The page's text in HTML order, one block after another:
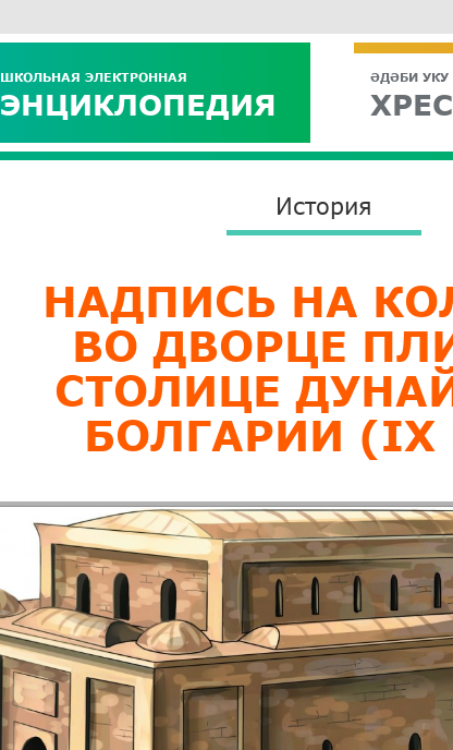
ШКОЛЬНАЯ ЭЛЕКТРОННАЯ
ЭНЦИКЛОПЕДИЯ
ӘДӘБИ УКУ
История
НАДПИСЬ НА
ВО ДВОРЦЕ
СТОЛИЦЕ
БОЛГАРИИ (IX